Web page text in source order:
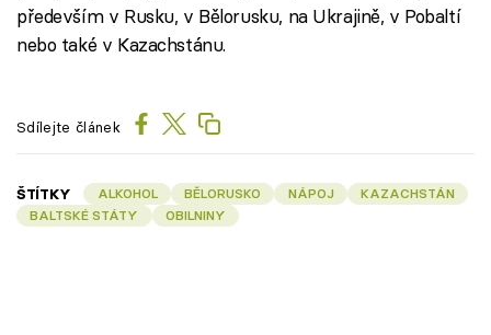
především v Rusku, v Bělorusku, na Ukrajině, v Pobaltí
nebo také v Kazachstánu.
Sdílejte článek
ŠTÍTKY ALKOHOL BĚLORUSKO NÁPOJ
KAZACHSTÁN
BALTSKÉ STÁTY
OBILNINY